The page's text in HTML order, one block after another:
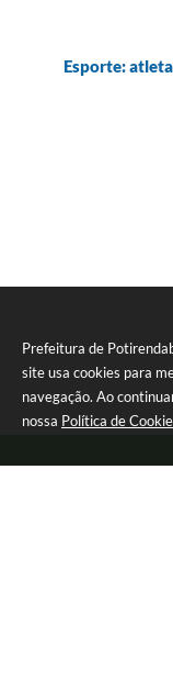
Prefeitura de
site usa cookies para
navegação. Ao
nossa Política de
Esporte: